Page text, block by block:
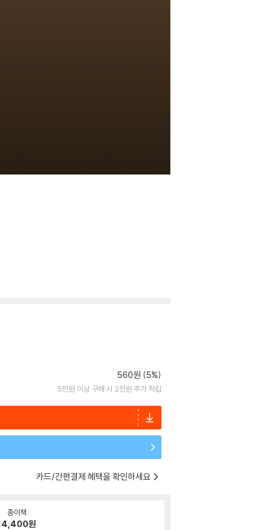
560원 (5%)
5만원 이상 구매 시 2천원 추가 적립
카드/간편결제 혜택을 확인하세요
종이책
원